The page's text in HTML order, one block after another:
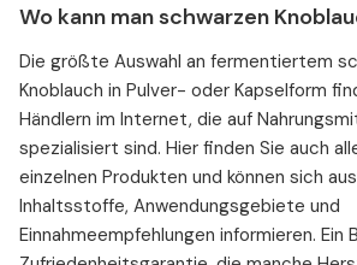
Wo kann man schwarzen
Die größte Auswahl an fermentiertem
Knoblauch in Pulver- oder Kapselform
Händlern im Internet, die auf
spezialisiert sind. Hier finden Sie auch
einzelnen Produkten und können sich
Inhaltsstoffe, Anwendungsgebiete und
Einnahmeempfehlungen informieren. Ein